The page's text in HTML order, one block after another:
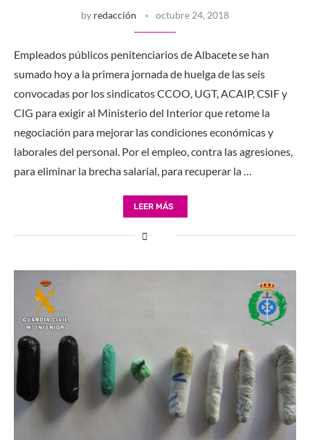
by redacción octubre 24, 2018
Empleados públicos penitenciarios de Albacete se han
sumado hoy a la primera jornada de huelga de las seis
convocadas por los sindicatos CCOO, UGT, ACAIP, CSIF y
CIG para exigir al Ministerio del Interior que retome la
negociación para mejorar las condiciones económicas y
laborales del personal. Por el empleo, contra las agresiones,
para eliminar la brecha salarial, para recuperar la …
LEER MÁS